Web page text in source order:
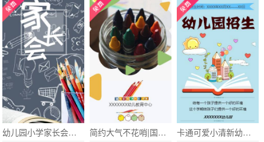
幼儿园小学家长会通知电子请柬通用模板 简约大气不花哨|国际幼儿园早教宣传介绍招生活动 卡通可爱小清新幼儿园招生宣传学校招生通用模板